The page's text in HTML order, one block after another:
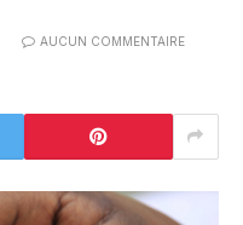
AUCUN COMMENTAIRE